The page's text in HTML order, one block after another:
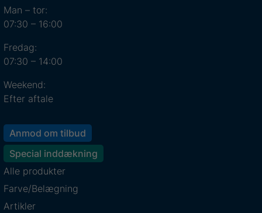
Man – tor:
07:30 – 16:00
Fredag:
07:30 – 14:00
Weekend:
Efter aftale
Anmod om tilbud
Special inddækning
Alle produkter
Farve/Belægning
Artikler